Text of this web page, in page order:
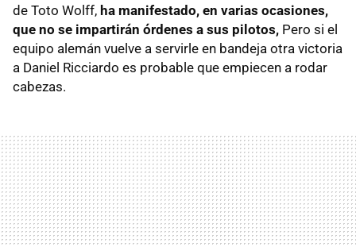
de Toto Wolff, ha manifestado, en varias ocasiones,
que no se impartirán órdenes a sus pilotos, Pero si el
equipo alemán vuelve a servirle en bandeja otra victoria
a Daniel Ricciardo es probable que empiecen a rodar
cabezas.